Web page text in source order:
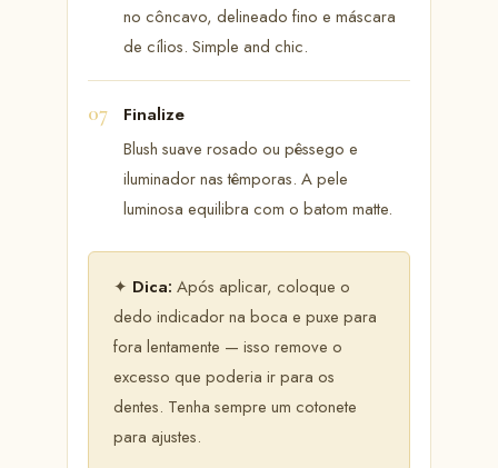
no côncavo, delineado fino e máscara
de cílios. Simple and chic.
Finalize
Blush suave rosado ou pêssego e
iluminador nas têmporas. A pele
luminosa equilibra com o batom matte.
✦ Dica: Após aplicar, coloque o
dedo indicador na boca e puxe para
fora lentamente — isso remove o
excesso que poderia ir para os
dentes. Tenha sempre um cotonete
para ajustes.